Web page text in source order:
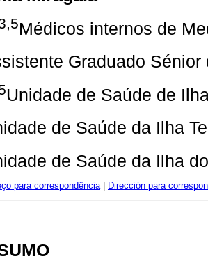
Médicos internos de
Graduado
Unidade de Saúde de
de Saúde da Ilha
de Saúde da Ilha
para correspondência| Dirección para